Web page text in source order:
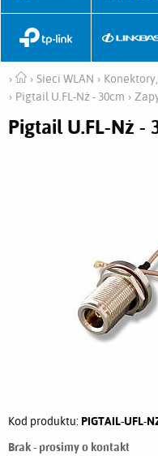
Sieci WLAN
Pigtail U.FL-Nż - 30cm
Pigtail U.FL-Nż -
Kod produktu: PIGTAIL-UFL-
Brak - prosimy o kontakt